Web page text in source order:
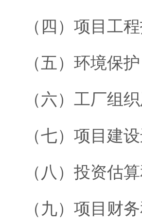
（四）项目工
（五）环境保护
（六）工厂组
（七）项目建
（八）投资估
（九）项目财